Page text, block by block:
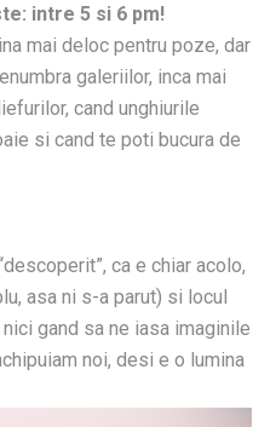
intre 5 si 6 pm!
mai deloc pentru poze, dar
galeriilor, inca mai
cand unghiurile
si cand te poti bucura de
ca e chiar acolo,
asa ni s-a parut) si locul
gand sa ne iasa imaginile
noi, desi e o lumina